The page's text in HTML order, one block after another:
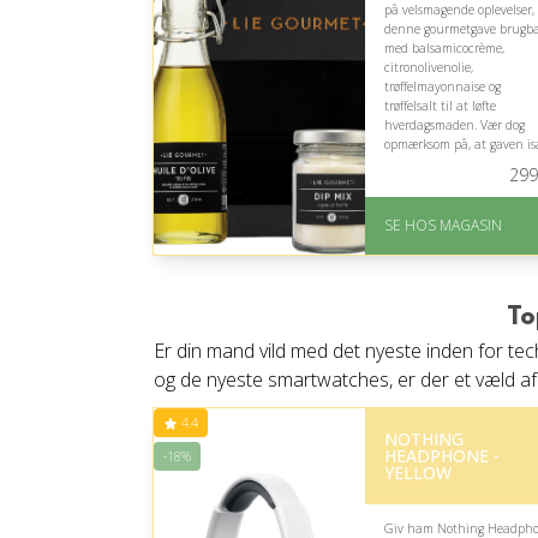
på velsmagende oplevelser,
denne gourmetgave
med balsamicocrème,
citronolivenolie,
trøffelmayonnaise og
trøffelsalt til at løfte
hverdagsmaden. Vær dog
opmærksom på, at gaven
eksperimentere i køkkenet.
På lager
299
SE HOS MAGASIN
Er din mand vild med det nyeste inden for
og de nyeste smartwatches, er der et væld
4.4
-18%
NOTHING
HEADPHONE -
YELLOW
Giv ham Nothing